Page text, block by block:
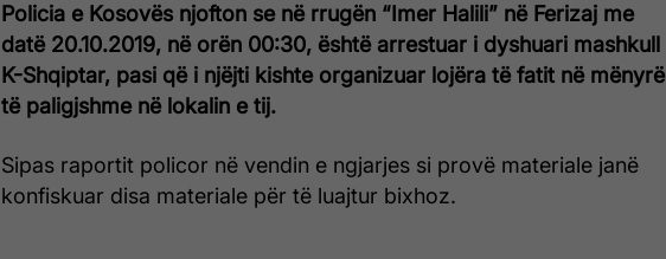
Policia e Kosovës njofton se në rrugën “Imer Halili” në Ferizaj me
datë 20.10.2019, në orën 00:30, është arrestuar i dyshuari mashkull
K-Shqiptar, pasi që i njëjti kishte organizuar lojëra të fatit në mënyrë
të paligjshme në lokalin e tij.
Sipas raportit policor në vendin e ngjarjes si provë materiale janë
konfiskuar disa materiale për të luajtur bixhoz.